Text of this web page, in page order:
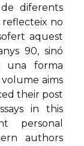
diferents
no
aquest
90, sinó
una forma
aims
their post
in this
personal
authors